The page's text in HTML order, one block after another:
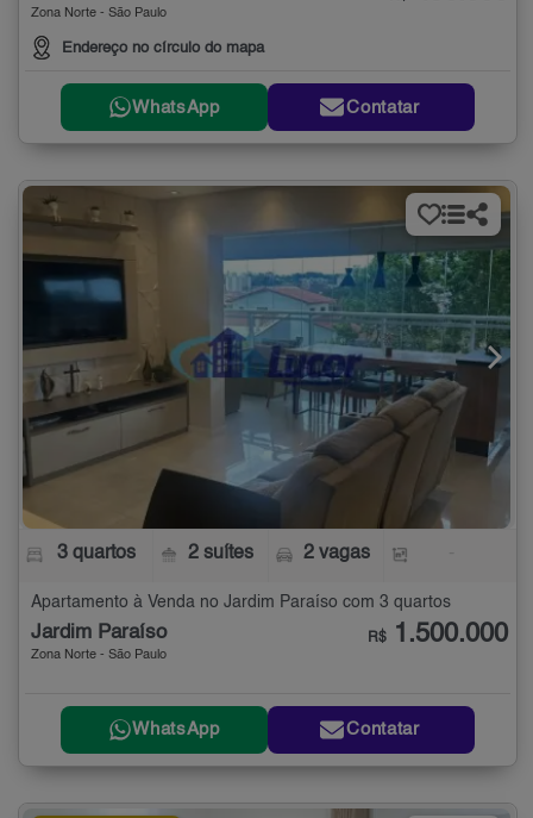
Zona Norte - São Paulo
Endereço no círculo do mapa
WhatsApp Contatar
3 quartos 2 suítes 2 vagas
Apartamento à Venda no Jardim Paraíso com 3 quartos
Jardim Paraíso
Zona Norte - São Paulo
R$ 1.500.000
WhatsApp Contatar